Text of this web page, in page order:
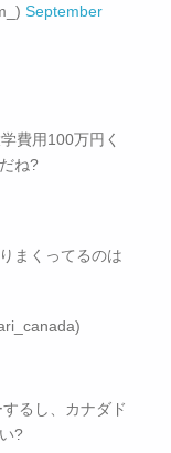
September
費用100万円く
ね?
まくってるのは
るし、カナダド
?